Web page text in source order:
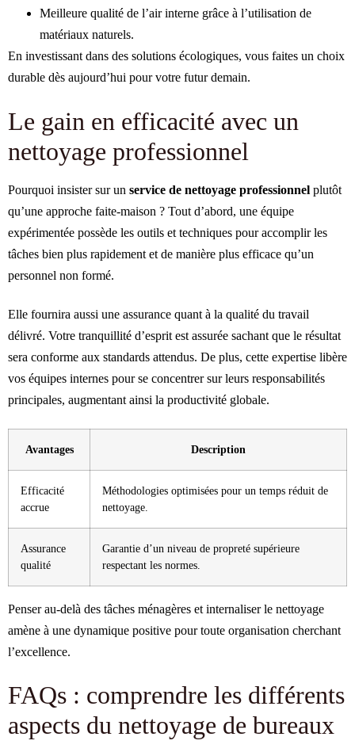
Meilleure qualité de l’air interne grâce à l’utilisation de
matériaux naturels.
En investissant dans des solutions écologiques, vous faites un choix
durable dès aujourd’hui pour votre futur demain.
Le gain en efficacité avec un
nettoyage professionnel
Pourquoi insister sur un service de nettoyage professionnel plutôt
qu’une approche faite-maison ? Tout d’abord, une équipe
expérimentée possède les outils et techniques pour accomplir les
tâches bien plus rapidement et de manière plus efficace qu’un
personnel non formé.
Elle fournira aussi une assurance quant à la qualité du travail
délivré. Votre tranquillité d’esprit est assurée sachant que le résultat
sera conforme aux standards attendus. De plus, cette expertise libère
vos équipes internes pour se concentrer sur leurs responsabilités
principales, augmentant ainsi la productivité globale.
Avantages Description
Efficacité
accrue
Méthodologies optimisées pour un temps réduit de
nettoyage.
Assurance
qualité
Garantie d’un niveau de propreté supérieure
respectant les normes.
Penser au-delà des tâches ménagères et internaliser le nettoyage
amène à une dynamique positive pour toute organisation cherchant
l’excellence.
FAQs : comprendre les différents
aspects du nettoyage de bureaux